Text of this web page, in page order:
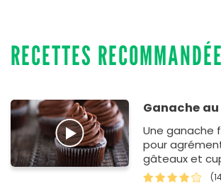
RECETTES
Ganache
Une ganache
pour
gâteaux et